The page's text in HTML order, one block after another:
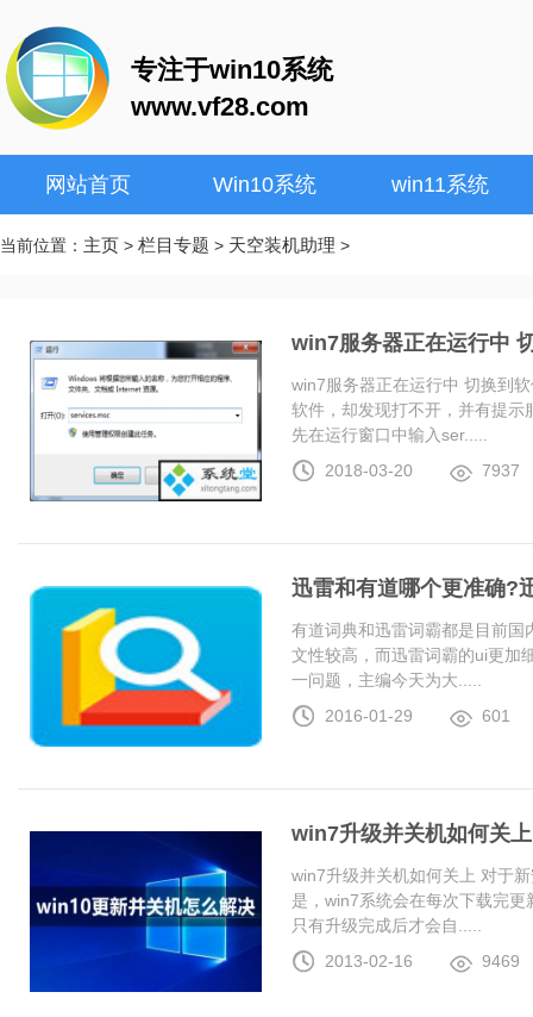
专注于win10系统
www.vf28.com
网站首页 Win10系统 win11系统
当前位置： 主页 > 栏目专题 > 天空装机助理 >
win7服务器正在运行中
win7服务器正在运行中 切换到
软件，却发现打不开，并有提
先在运行窗口中输入ser.....
2018-03-20
7937
迅雷和有道哪个更准确?
有道词典和迅雷词霸都是目前
文性较高，而迅雷词霸的ui更加
一问题，主编今天为大.....
2016-01-29
601
win7升级并关机如何关上
win7升级并关机如何关上 对于
是，win7系统会在每次下载完
只有升级完成后才会自.....
2013-02-16
9469